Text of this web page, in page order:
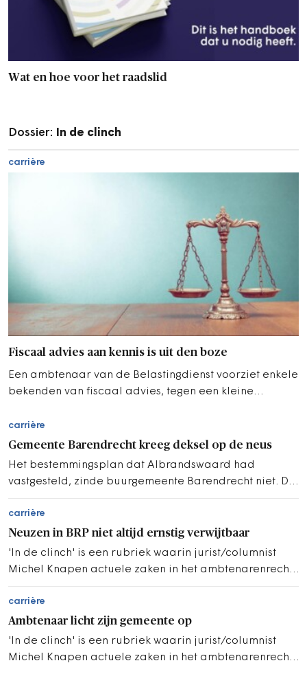
Wat en hoe voor het raadslid
Dossier: In de clinch
carrière
Fiscaal advies aan kennis is uit den boze
Een ambtenaar van de Belastingdienst voorziet enkele
bekenden van fiscaal advies, tegen een kleine
carrière
Gemeente Barendrecht kreeg deksel op de neus
Het bestemmingsplan dat Albrandswaard had
vastgesteld, zinde buurgemeente Barendrecht niet. Die
carrière
Neuzen in BRP niet altijd ernstig verwijtbaar
'In de clinch' is een rubriek waarin jurist/columnist
Michel Knapen actuele zaken in het ambtenarenrecht
carrière
Ambtenaar licht zijn gemeente op
'In de clinch' is een rubriek waarin jurist/columnist
Michel Knapen actuele zaken in het ambtenarenrecht